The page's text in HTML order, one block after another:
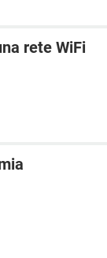
rete WiFi